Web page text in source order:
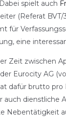
spielt auch
(Referat BVT/
für
eine
Zeit zwischen
Eurocity AG
dafür brutto pro
auch dienstliche
Nebentätigkeit